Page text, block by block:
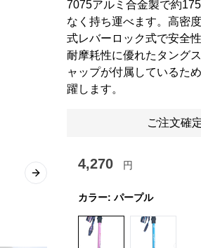
Next slide
7075アルミ合金製で約
なく持ち運べます。高密
式レバーロック式で安全
耐摩耗性に優れたタング
ャップが付属しているた
躍します。
ご注文確
4,270 円
カラー: パープル